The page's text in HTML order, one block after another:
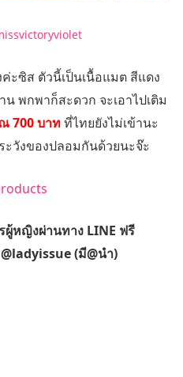
ะซิส ตัวนี้เป็นเนื้อแมต สีแดง
พกพาก็สะดวก จะเอาไปเติม
700 บาทที่ไทยยังไม่เข้านะ
ะวังของปลอมกันด้วยนะจ๊ะ
ผู้หญิงผ่านทาง LINE ฟรี
(มี@นำ)